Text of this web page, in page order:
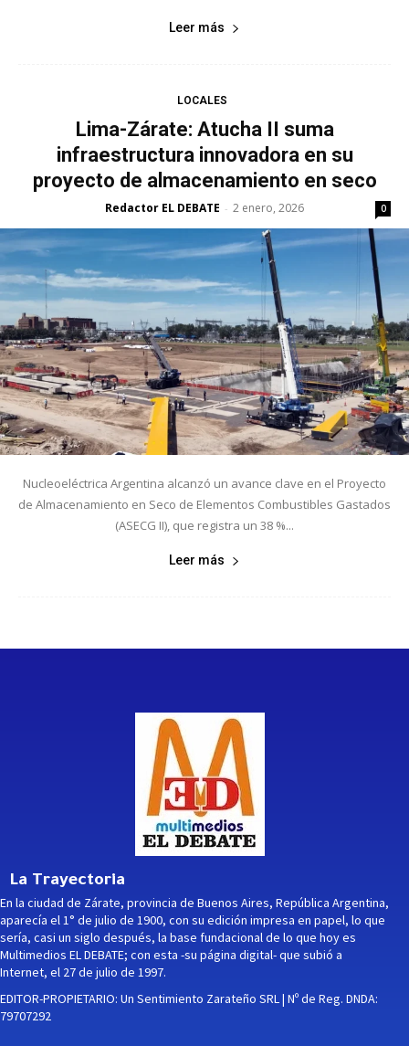
Leer más
LOCALES
Lima-Zárate: Atucha II suma
infraestructura innovadora en su
proyecto de almacenamiento en seco
Redactor EL DEBATE - 2 enero, 2026 0
Nucleoeléctrica Argentina alcanzó un avance clave en el Proyecto
de Almacenamiento en Seco de Elementos Combustibles Gastados
(ASECG II), que registra un 38 %...
Leer más
La Trayectoria
En la ciudad de Zárate, provincia de Buenos Aires, República Argentina,
aparecía el 1° de julio de 1900, con su edición impresa en papel, lo que
sería, casi un siglo después, la base fundacional de lo que hoy es
Multimedios EL DEBATE; con esta -su página digital- que subió a
Internet, el 27 de julio de 1997.
EDITOR-PROPIETARIO: Un Sentimiento Zarateño SRL | Nº de Reg. DNDA:
79707292